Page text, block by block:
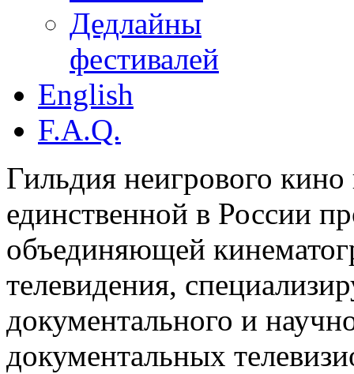
Дедлайны
фестивалей
English
F.A.Q.
Гильдия неигрового кино
единственной в России
объединяющей
телевидения,
документального и
документальных